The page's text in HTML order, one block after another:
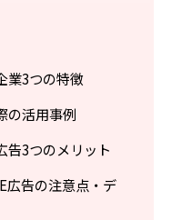
業3つの特徴
の活用事例
告3つのメリット
広告の注意点・デ